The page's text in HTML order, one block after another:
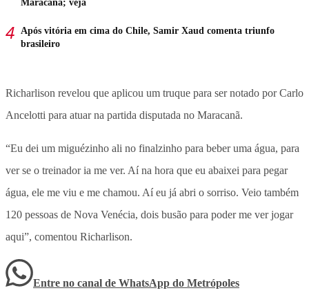
Maracanã; veja
Após vitória em cima do Chile, Samir Xaud comenta triunfo
brasileiro
Richarlison revelou que aplicou um truque para ser notado por Carlo
Ancelotti para atuar na partida disputada no Maracanã.
“Eu dei um miguézinho ali no finalzinho para beber uma água, para
ver se o treinador ia me ver. Aí na hora que eu abaixei para pegar
água, ele me viu e me chamou. Aí eu já abri o sorriso. Veio também
120 pessoas de Nova Venécia, dois busão para poder me ver jogar
aqui”, comentou Richarlison.
Entre no canal de WhatsApp do Metrópoles